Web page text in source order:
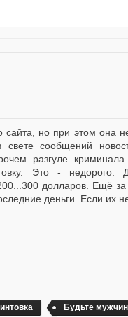
свете сообщений
разгуле
Это - недорого.
долларов. Ещё
деньги. Если их
Будьте